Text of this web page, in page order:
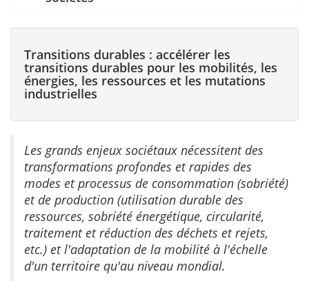
Transitions durables : accélérer les
transitions durables pour les mobilités, les
énergies, les ressources et les mutations
industrielles
Les grands enjeux sociétaux nécessitent des
transformations profondes et rapides des
modes et processus de consommation (sobriété)
et de production (utilisation durable des
ressources, sobriété énergétique, circularité,
traitement et réduction des déchets et rejets,
etc.) et l'adaptation de la mobilité à l'échelle
d'un territoire qu'au niveau mondial.